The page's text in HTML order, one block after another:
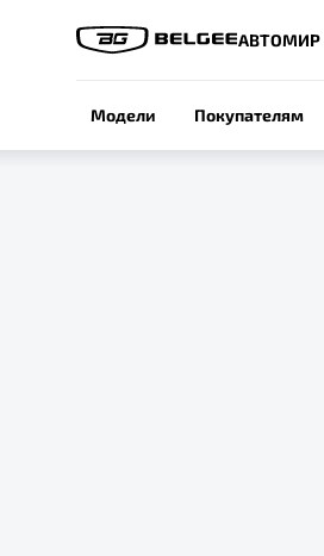
АВТОМИР
Модели Покупателям